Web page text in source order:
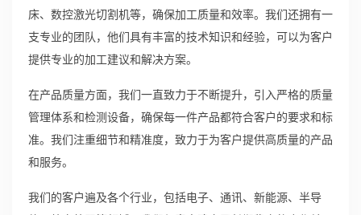
床、数控激光切割机等，确保加工质量和效率。我们还拥有一
支专业的团队，他们具有丰富的技术知识和经验，可以为客户
提供专业的加工建议和解决方案。
在产品质量方面，我们一直致力于不断提升，引入严格的质量
管理体系和检测设备，确保每一件产品都符合客户的要求和标
准。我们注重细节和精准度，致力于为客户提供高质量的产品
和服务。
我们的客户遍及各个行业，包括电子、通讯、新能源、半导